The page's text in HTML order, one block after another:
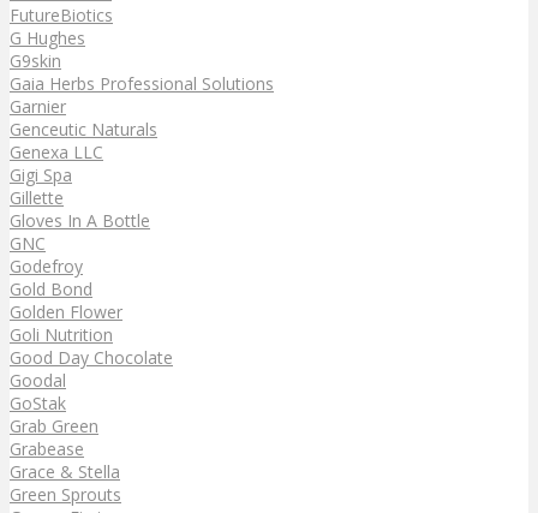
FutureBiotics
G Hughes
G9skin
Gaia Herbs Professional Solutions
Garnier
Genceutic Naturals
Genexa LLC
Gigi Spa
Gillette
Gloves In A Bottle
GNC
Godefroy
Gold Bond
Golden Flower
Goli Nutrition
Good Day Chocolate
Goodal
GoStak
Grab Green
Grabease
Grace & Stella
Green Sprouts